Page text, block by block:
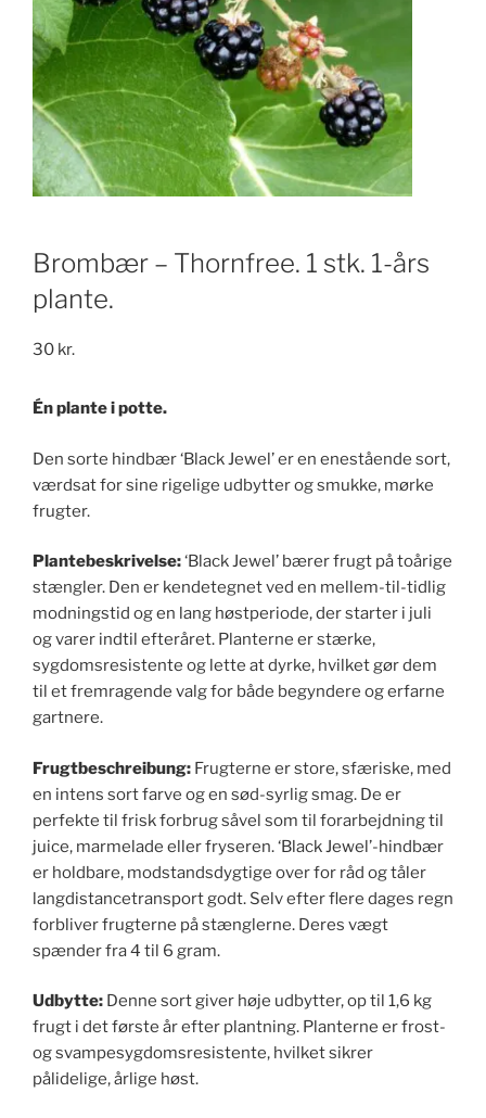
Brombær – Thornfree. 1 stk. 1-års
plante.
30 kr.
Én plante i potte.
Den sorte hindbær ‘Black Jewel’ er en enestående sort,
værdsat for sine rigelige udbytter og smukke, mørke
frugter.
Plantebeskrivelse:‘Black Jewel’ bærer frugt på toårige
stængler. Den er kendetegnet ved en mellem-til-tidlig
modningstid og en lang høstperiode, der starter i juli
og varer indtil efteråret. Planterne er stærke,
sygdomsresistente og lette at dyrke, hvilket gør dem
til et fremragende valg for både begyndere og erfarne
gartnere.
Frugtbeschreibung: Frugterne er store, sfæriske, med
en intens sort farve og en sød-syrlig smag. De er
perfekte til frisk forbrug såvel som til forarbejdning til
juice, marmelade eller fryseren. ‘Black Jewel’-hindbær
er holdbare, modstandsdygtige over for råd og tåler
langdistancetransport godt. Selv efter flere dages regn
forbliver frugterne på stænglerne. Deres vægt
spænder fra 4 til 6 gram.
Udbytte: Denne sort giver høje udbytter, op til 1,6 kg
frugt i det første år efter plantning. Planterne er frost-
og svampesygdomsresistente, hvilket sikrer
pålidelige, årlige høst.